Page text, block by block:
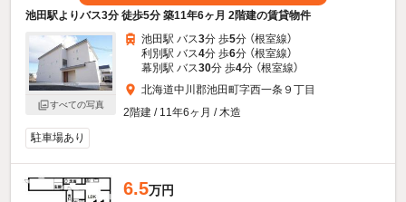
池田駅よりバス3分 徒歩5分 築11年6ヶ月 2階建の賃貸物件
すべての写真
池田駅 バス3分 歩5分 （根室線）
利別駅 バス4分 歩6分 （根室線）
幕別駅 バス30分 歩4分 （根室線）
北海道中川郡池田町字西一条９丁目
2階建 / 11年6ヶ月 / 木造
駐車場あり
6.5万円